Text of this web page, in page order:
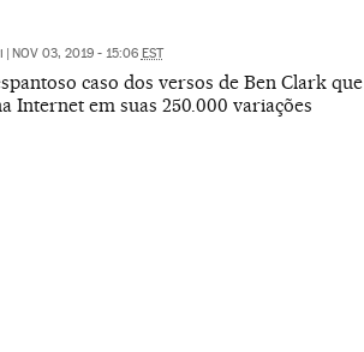
| NOV 03, 2019 - 15:06 EST
caso dos versos de Ben Clark que
Internet em suas 250.000 variações